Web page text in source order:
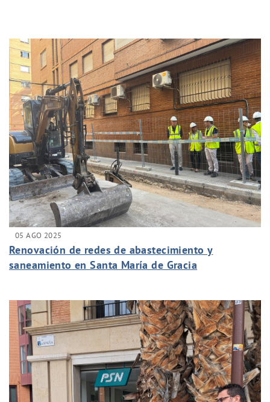
05 AGO 2025
Renovación de redes de abastecimiento y
saneamiento en Santa María de Gracia